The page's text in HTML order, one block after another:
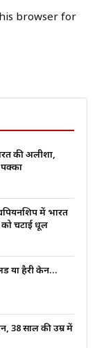
browser for
की अलीशा,
में भारत
को चटाई धूल
या हैरी केन…
38 साल की उम्र में